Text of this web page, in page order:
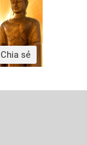
Chia sẻ